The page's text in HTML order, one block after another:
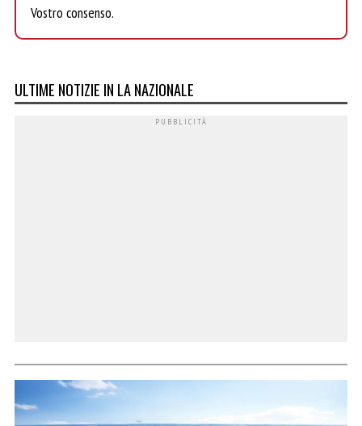
Vostro consenso.
ULTIME NOTIZIE IN LA NAZIONALE